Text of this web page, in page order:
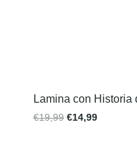
Lamina con Historia
€19,99 €14,99